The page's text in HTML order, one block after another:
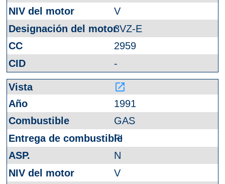
V
3VZ-E
2959
-
launch
1991
GAS
FI
N
V